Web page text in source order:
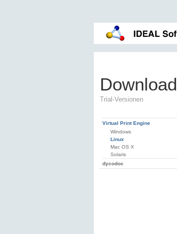
Download
Trial-Versionen
Virtual Print Engine
Windows
Linux
Mac OS X
Solaris
dycodoc